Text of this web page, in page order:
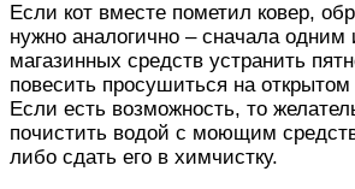
Если кот вместе пометил ковер,
нужно аналогично – сначала
магазинных средств устранить
повесить просушиться на открытом
Если есть возможность, то
почистить водой с моющим
либо сдать его в химчистку.